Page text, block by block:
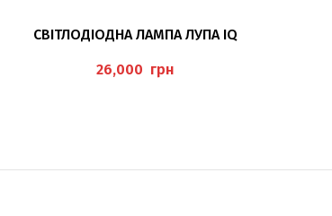
ДОДАТИ В КОШИК
СВІТЛОДІОДНА ЛАМПА ЛУПА IQ
грн